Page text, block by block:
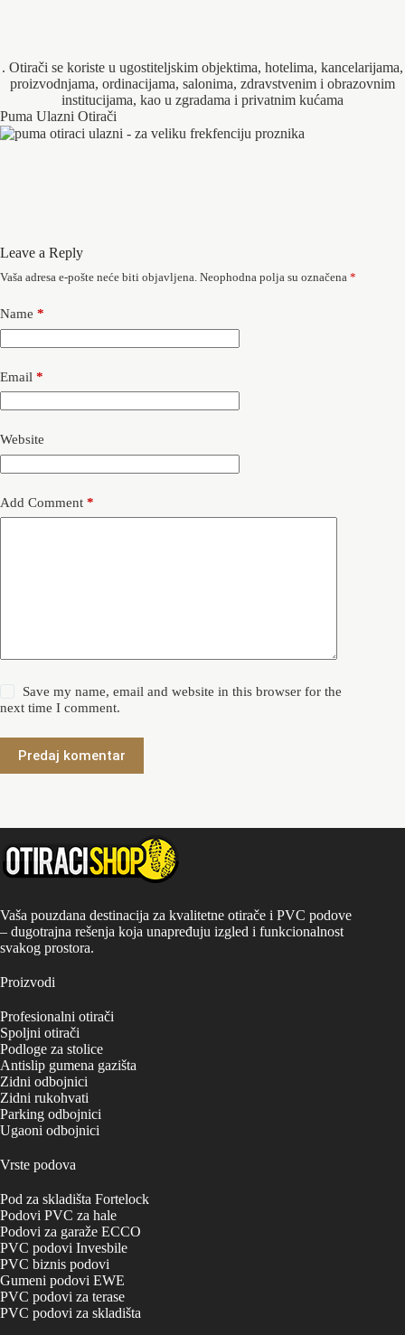
. Otirači se koriste u ugostiteljskim objektima, hotelima, kancelarijama,
proizvodnjama, ordinacijama, salonima, zdravstvenim i obrazovnim
institucijama, kao u zgradama i privatnim kućama
Puma Ulazni Otirači
Leave a Reply
Vaša adresa e-pošte neće biti objavljena. Neophodna polja su označena *
Name *
Email *
Website
Add Comment *
Save my name, email and website in this browser for the
next time I comment.
Predaj komentar
Vaša pouzdana destinacija za kvalitetne otirače i PVC podove
– dugotrajna rešenja koja unapređuju izgled i funkcionalnost
svakog prostora.
Proizvodi
Profesionalni otirači
Spoljni otirači
Podloge za stolice
Antislip gumena gazišta
Zidni odbojnici
Zidni rukohvati
Parking odbojnici
Ugaoni odbojnici
Vrste podova
Pod za skladišta Fortelock
Podovi PVC za hale
Podovi za garaže ECCO
PVC podovi Invesbile
PVC biznis podovi
Gumeni podovi EWE
PVC podovi za terase
PVC podovi za skladišta